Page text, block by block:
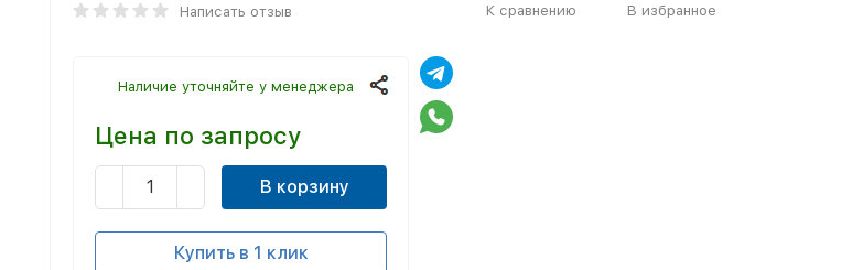
Написать отзыв К сравнению В избранное
Наличие уточняйте у менеджера
Цена по запросу
В корзину
Купить в 1 клик